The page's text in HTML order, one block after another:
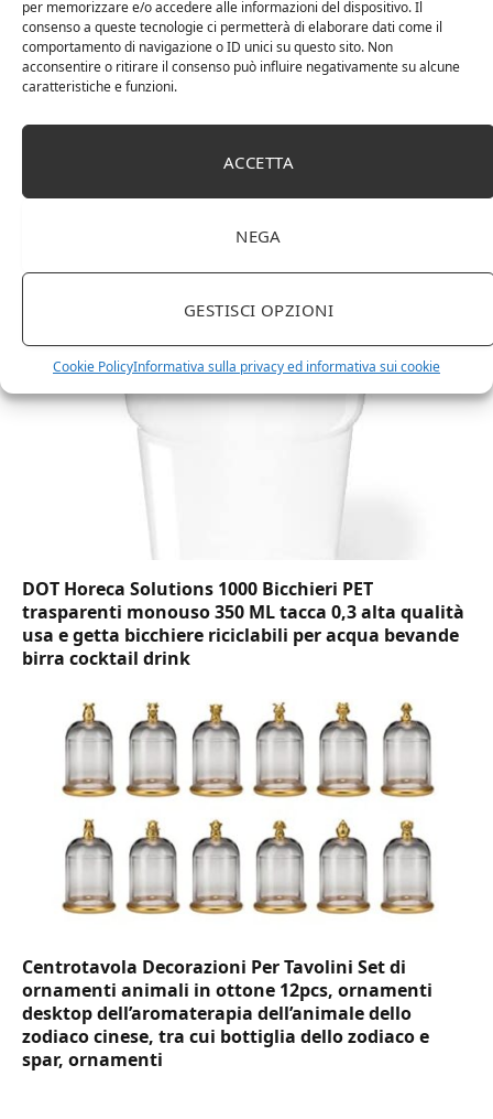
per memorizzare e/o accedere alle informazioni del dispositivo. Il
consenso a queste tecnologie ci permetterà di elaborare dati come il
comportamento di navigazione o ID unici su questo sito. Non
acconsentire o ritirare il consenso può influire negativamente su alcune
caratteristiche e funzioni.
ACCETTA
NEGA
GESTISCI OPZIONI
Cookie PolicyInformativa sulla privacy ed informativa sui cookie
Amazon Basics Martin – Libreria, 35 x 114 x 78 cm
marchio Movian)
DOT Horeca Solutions 1000 Bicchieri PET
trasparenti monouso 350 ML tacca 0,3 alta qualità
usa e getta bicchiere riciclabili per acqua bevande
birra cocktail drink
Centrotavola Decorazioni Per Tavolini Set di
ornamenti animali in ottone 12pcs, ornamenti
desktop dell’aromaterapia dell’animale dello
zodiaco cinese, tra cui bottiglia dello zodiaco e
spar, ornamenti